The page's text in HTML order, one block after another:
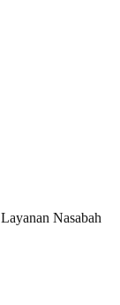
Layanan Nasabah